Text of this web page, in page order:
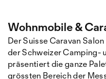
Wohnmobile &
Der Suisse Caravan
der Schweizer Camping-
präsentiert die ganze
grössten Bereich der